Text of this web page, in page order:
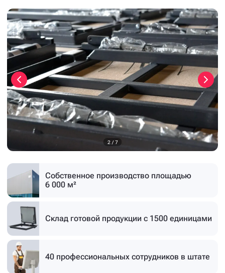
3 / 7
Собственное производство площадью
6 000 м²
Склад готовой продукции с 1500 единицами
40 профессиональных сотрудников в штате